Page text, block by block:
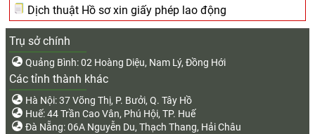
Dịch thuật Hồ sơ xin giấy phép lao động
Trụ sở chính
Quảng Bình: 02 Hoàng Diệu, Nam Lý, Đồng Hới
Các tỉnh thành khác
Hà Nội: 37 Võng Thị, P. Bưởi, Q. Tây Hồ
Huế: 44 Trần Cao Vân, Phú Hội, TP. Huế
Đà Nẵng: 06A Nguyễn Du, Thạch Thang, Hải Châu